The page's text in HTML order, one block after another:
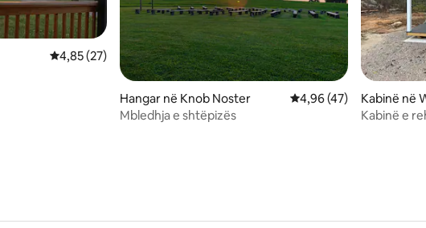
Vlerësimi mesatar 4,85 nga 5, 27 vlerësime
4,85 (27)
Hangar në Knob Noster Vlerësimi mesatar 4,96
4,96 (47)
Mbledhja e shtëpizës
Kabinë në
Kabinë e